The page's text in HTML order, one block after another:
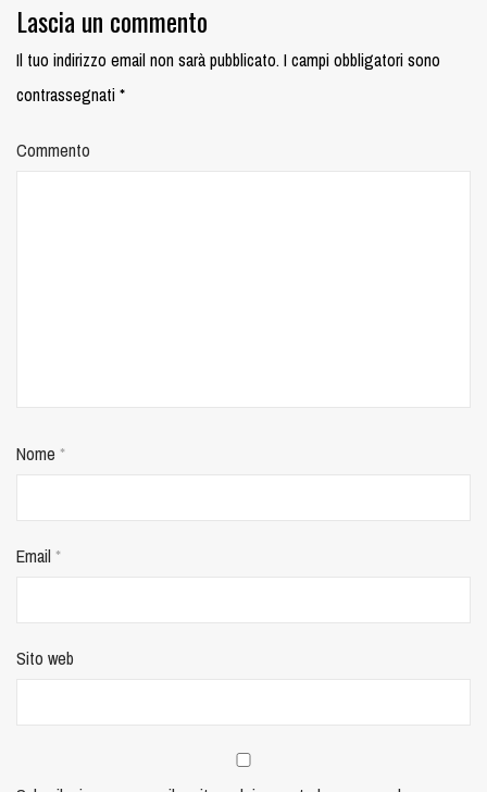
Lascia un commento
Il tuo indirizzo email non sarà pubblicato.I campi obbligatori sono
contrassegnati*
Commento
Nome *
Email *
Sito web